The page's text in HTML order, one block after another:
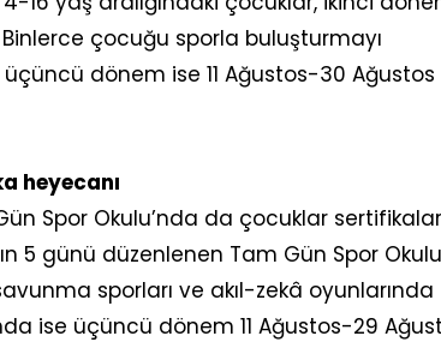
çocuğu sporla buluşturmayı
dönem ise 11 Ağustos-30 Ağustos
heyecanı
Spor Okulu’nda da çocuklar
5 günü düzenlenen Tam Gün Spor
sporları ve akıl-zekâ oyunlarında
ise üçüncü dönem 11 Ağustos-29